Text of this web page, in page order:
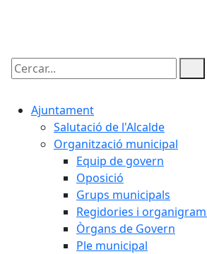
Cercar:
Ajuntament
Salutació de l'Alcalde
Organització municipal
Equip de govern
Oposició
Grups municipals
Regidories i
Òrgans de Govern
Ple municipal